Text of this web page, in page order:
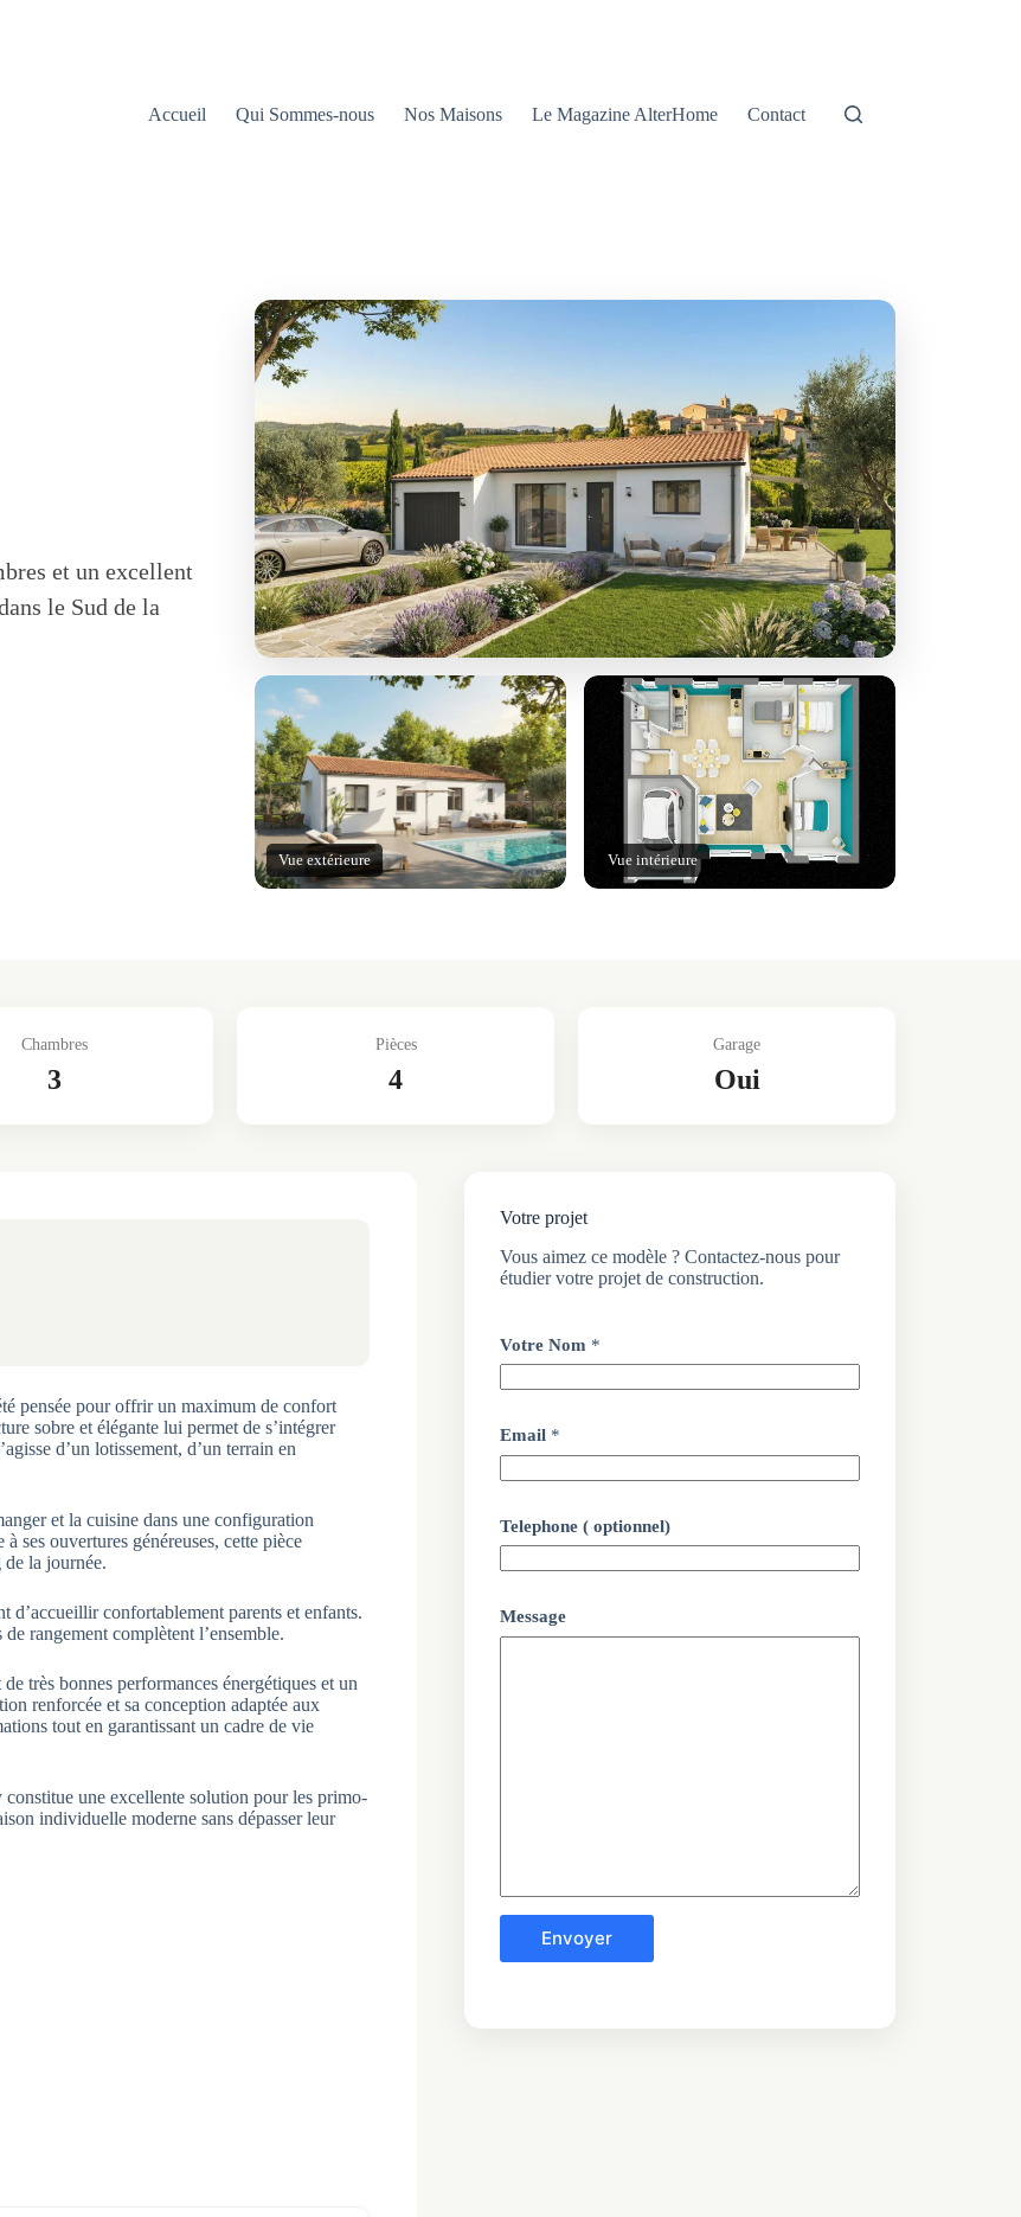
Accueil Qui Sommes-nous Nos Maisons Le Magazine AlterHome Contact
et un excellent
le Sud de la
Vue extérieure Vue intérieure
Chambres
3
Pièces
4
Garage
Oui
pensée pour offrir un maximum de confort
sobre et élégante lui permet de s’intégrer
d’un lotissement, d’un terrain en
et la cuisine dans une configuration
ses ouvertures généreuses, cette pièce
la journée.
d’accueillir confortablement parents et enfants.
rangement complètent l’ensemble.
très bonnes performances énergétiques et un
renforcée et sa conception adaptée aux
tout en garantissant un cadre de vie
une excellente solution pour les primo-
individuelle moderne sans dépasser leur
Votre projet
Vous aimez ce modèle ? Contactez-nous pour
étudier votre projet de construction.
Votre Nom *
Email *
Telephone ( optionnel)
Message
Envoyer